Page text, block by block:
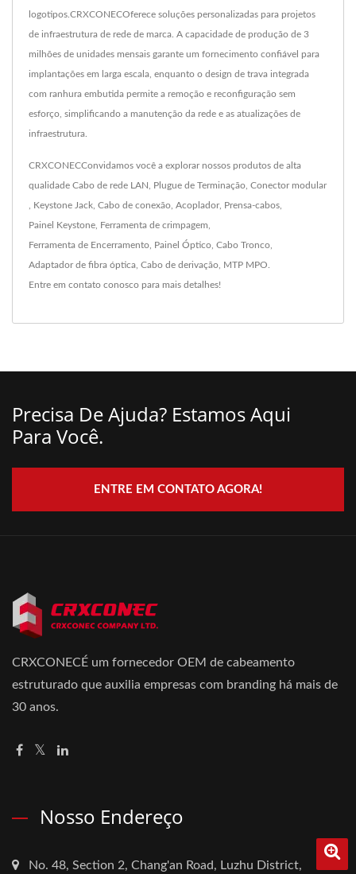
logotipos.CRXCONECOferece soluções personalizadas para projetos
de infraestrutura de rede de marca. A capacidade de produção de 3
milhões de unidades mensais garante um fornecimento confiável para
implantações em larga escala, enquanto o design de trava integrada
com ranhura embutida permite a remoção e reconfiguração sem
esforço, simplificando a manutenção da rede e as atualizações de
infraestrutura.
CRXCONECConvidamos você a explorar nossos produtos de alta
qualidade Cabo de rede LAN Plugue de Terminação Conector modular
Keystone Jack Cabo de conexão Acoplador, Prensa-cabos
Painel Keystone Ferramenta de crimpagem
Ferramenta de Encerramento Painel Óptico Cabo Tronco
Adaptador de fibra óptica Cabo de derivação MTP MPO
Entre em contato conosco para mais detalhes!
Precisa De Ajuda? Estamos Aqui
Para Você.
ENTRE EM CONTATO AGORA!
CRXCONECÉ um fornecedor OEM de cabeamento
estruturado que auxilia empresas com branding há mais de
30 anos.
Nosso Endereço
No. 48, Section 2, Chang'an Road, Luzhu District,